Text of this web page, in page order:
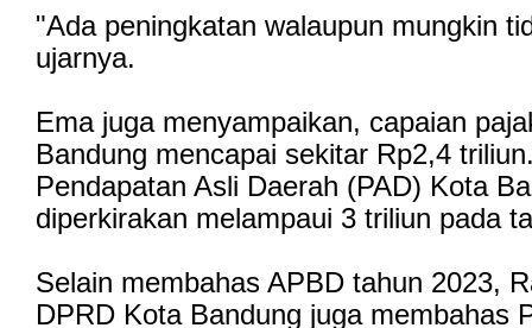
"Ada peningkatan walaupun mungkin
ujarnya.
Ema juga menyampaikan, capaian
Bandung mencapai sekitar Rp2,4
Pendapatan Asli Daerah (PAD) Kota
diperkirakan melampaui 3 triliun pada
Selain membahas APBD tahun 2023,
DPRD Kota Bandung juga membahas